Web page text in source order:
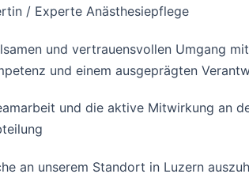
/ Experte Anästhesiepflege
und vertrauensvollen Umgang
und einem ausgeprägten
und die aktive Mitwirkung an
an unserem Standort in Luzern